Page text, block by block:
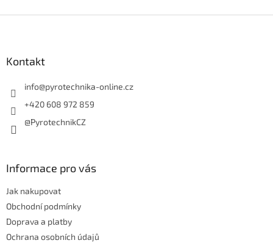
Kontakt
info@pyrotechnika-online.cz
+420 608 972 859
@PyrotechnikCZ
Informace pro vás
Jak nakupovat
Obchodní podmínky
Doprava a platby
Ochrana osobních údajů